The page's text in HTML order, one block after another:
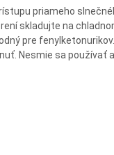
priameho
skladujte na
pre
Nesmie sa používať